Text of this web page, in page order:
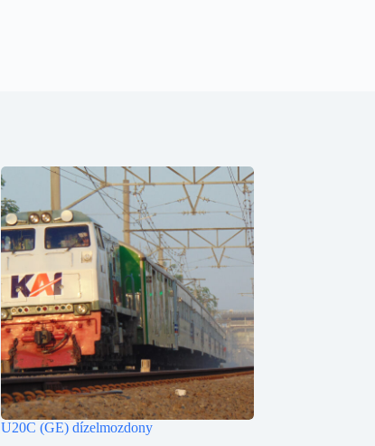
U20C (GE) dízelmozdony